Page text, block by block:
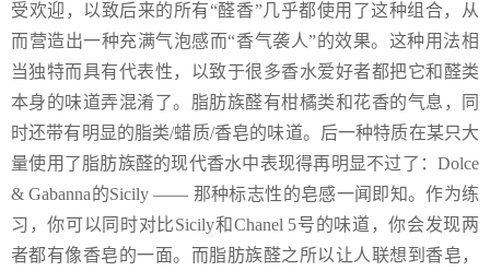
受欢迎，以致后来的所有“醛香”几乎都使用了这种组合，从
而营造出一种充满气泡感而“香气袭人”的效果。这种用法相
当独特而具有代表性，以致于很多香水爱好者都把它和醛类
本身的味道弄混淆了。脂肪族醛有柑橘类和花香的气息，同
时还带有明显的脂类/蜡质/香皂的味道。后一种特质在某只大
量使用了脂肪族醛的现代香水中表现得再明显不过了：Dolce
& Gabanna的Sicily —— 那种标志性的皂感一闻即知。作为练
习，你可以同时对比Sicily和Chanel 5号的味道，你会发现两
者都有像香皂的一面。而脂肪族醛之所以让人联想到香皂，